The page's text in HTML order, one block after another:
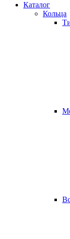
Каталог
Кольца